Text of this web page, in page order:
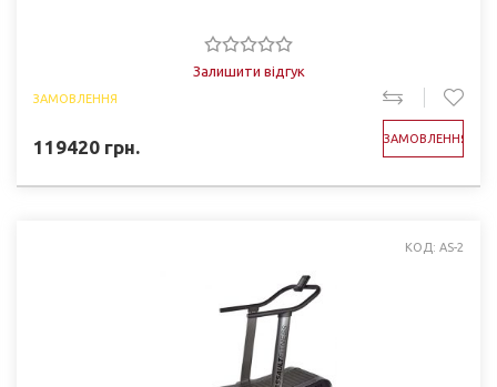
Залишити відгук
ЗАМОВЛЕННЯ
119420 грн. ЗАМОВЛЕННЯ
КОД: AS-2